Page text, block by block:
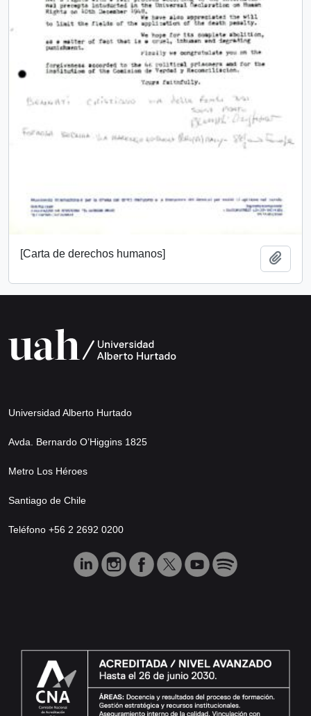
[Carta de derechos humanos]
Universidad Alberto Hurtado
Avda. Bernardo O’Higgins 1825
Metro Los Héroes
Santiago de Chile
Teléfono +56 2 2692 0200